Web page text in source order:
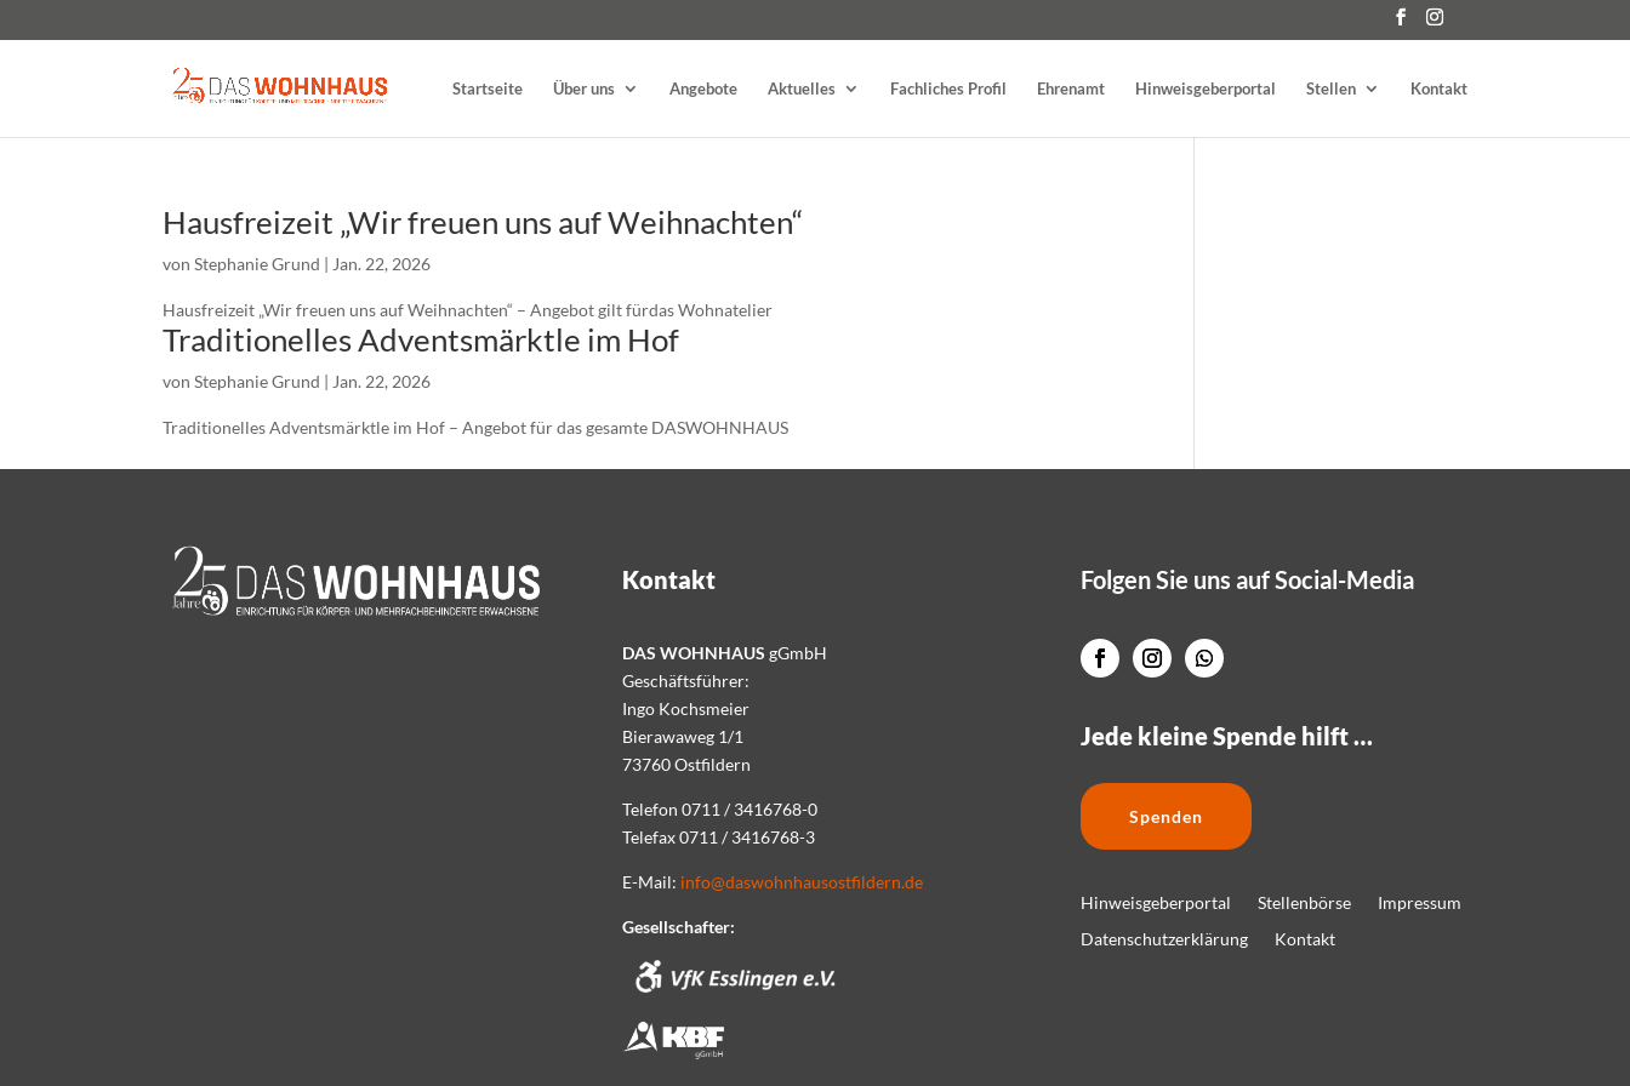
Startseite Über uns Angebote Aktuelles Fachliches Profil Ehrenamt Hinweisgeberportal Stellen Kontakt
Hausfreizeit „Wir freuen uns auf Weihnachten“
vonStephanie Grund | Jan. 22, 2026
Hausfreizeit „Wir freuen uns auf Weihnachten“ – Angebot gilt fürdas Wohnatelier
Traditionelles Adventsmärktle im Hof
vonStephanie Grund | Jan. 22, 2026
Traditionelles Adventsmärktle im Hof – Angebot für das gesamte DASWOHNHAUS
Kontakt
DAS WOHNHAUS gGmbH
Geschäftsführer:
Ingo Kochsmeier
Bierawaweg 1/1
73760 Ostfildern
Telefon 0711 / 3416768-0
Telefax 0711 / 3416768-3
E-Mail: info@daswohnhausostfildern.de
Gesellschafter:
Folgen Sie uns auf Social-Media
Jede kleine Spende hilft …
Spenden
Hinweisgeberportal Stellenbörse
Impressum
Datenschutzerklärung
Kontakt